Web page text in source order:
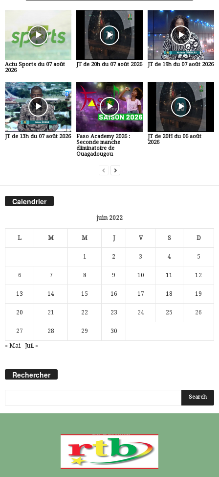
Actu Sports du 07 août
2026
JT de 20h du 07 août 2026 JT de 19h du 07 août 2026
JT de 13h du 07 août 2026
Faso Academy 2026 :
Seconde manche
éliminatoire de
Ouagadougou
JT de 20H du 06 août
2026
Calendrier
juin 2022
L M M J V S D
1 2 3 4 5
6 7 8 9 10 11 12
13 14 15 16 17 18 19
20 21 22 23 24 25 26
27 28 29 30
« Mai Juil »
Rechercher